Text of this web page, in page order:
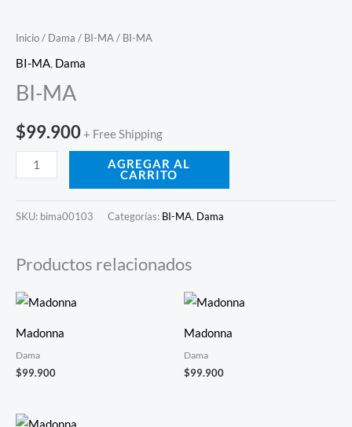
Inicio/ Dama / BI-MA/ BI-MA
BI-MA, Dama
BI-MA
$99.900+ Free Shipping
AGREGAR AL
CARRITO
SKU: bima00103 Categorías: BI-MA, Dama
Productos relacionados
Madonna
Dama
$99.900
Madonna
Dama
$99.900